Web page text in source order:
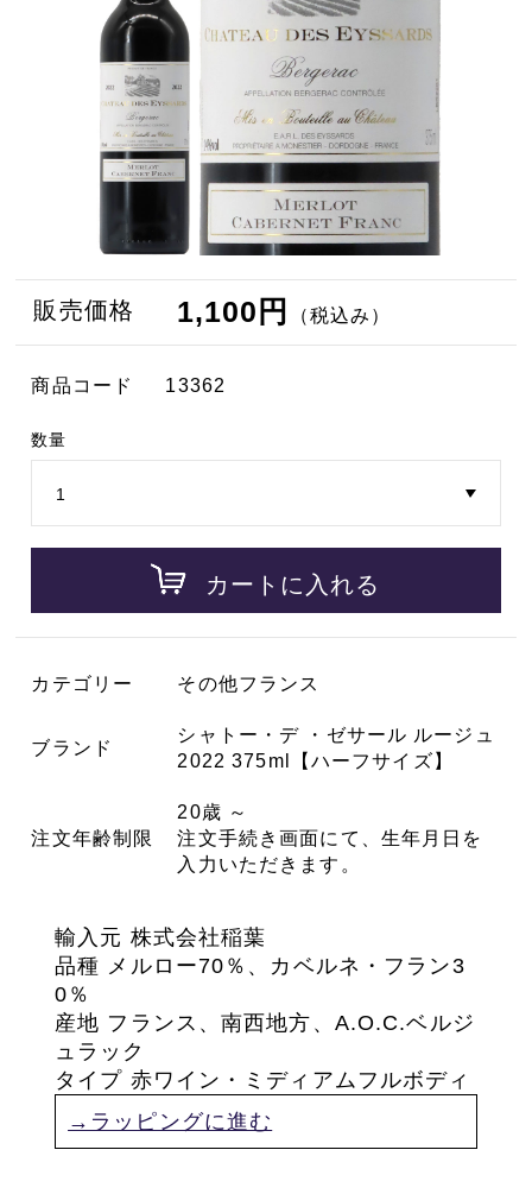
販売価格 1,100円 （税込み）
商品コード 13362
数量
カートに入れる
カテゴリー その他フランス
ブランド
シャトー・デ ・ゼサール ルージュ
2022 375ml【ハーフサイズ】
注文年齢制限
20歳 ～
注文手続き画面にて、生年月日を
入力いただきます。
輸入元 株式会社稲葉
品種 メルロー70％、カベルネ・フラン3
0％
産地 フランス、南西地方、A.O.C.ベルジ
ュラック
タイプ 赤ワイン・ミディアムフルボディ
→ラッピングに進む